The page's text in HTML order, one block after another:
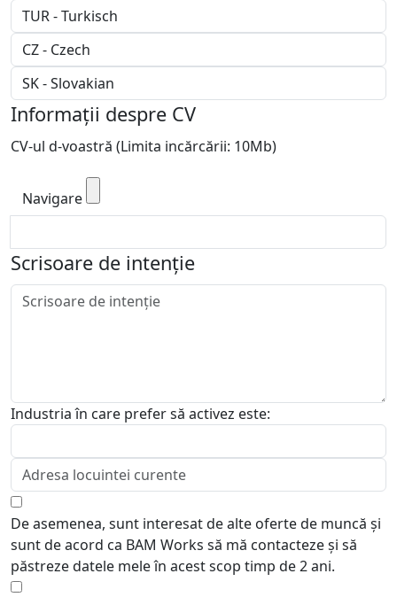
Informații despre CV
CV-ul d-voastră (Limita incărcării: 10Mb)
Navigare
Scrisoare de intenție
Industria în care prefer să activez este:
De asemenea, sunt interesat de alte oferte de muncă și
sunt de acord ca BAM Works să mă contacteze și să
păstreze datele mele în acest scop timp de 2 ani.